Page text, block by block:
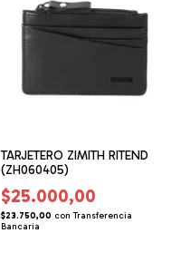
TARJETERO ZIMITH RITEND
(ZH060405)
$25.000,00
$23.750,00 con Transferencia
Bancaria